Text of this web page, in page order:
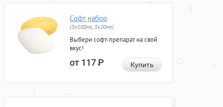
Софт набор
(3x100мг, 3x20мг)
Выбери софт-препарат на свой
вкус!
от 117Р Купить